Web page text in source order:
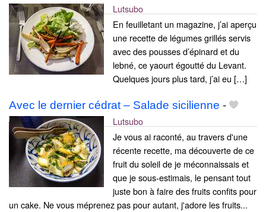
Lutsubo
En feuilletant un magazine, j’ai aperçu
une recette de légumes grillés servis
avec des pousses d’épinard et du
lebné, ce yaourt égoutté du Levant.
Quelques jours plus tard, j’ai eu […]
Avec le dernier cédrat – Salade sicilienne -
Lutsubo
Je vous ai raconté, au travers d'une
récente recette, ma découverte de ce
fruit du soleil de je méconnaissais et
que je sous-estimais, le pensant tout
juste bon à faire des fruits confits pour
un cake. Ne vous méprenez pas pour autant, j'adore les fruits...